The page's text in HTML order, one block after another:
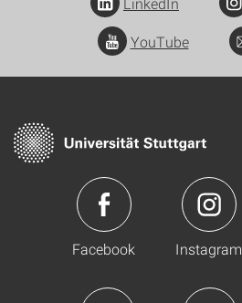
YouTube
Facebook Instagram